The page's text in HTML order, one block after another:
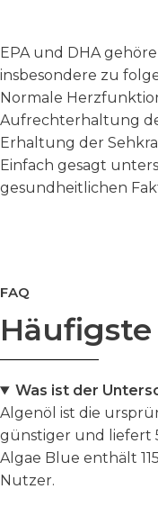
EPA und DHA
insbesondere zu
Normale
Aufrechterhaltung
Erhaltung der
Einfach gesagt
gesundheitlichen
FAQ
Häufigste
Was ist der
Algenöl ist die
günstiger und liefert
Algae Blue enthält
Nutzer.